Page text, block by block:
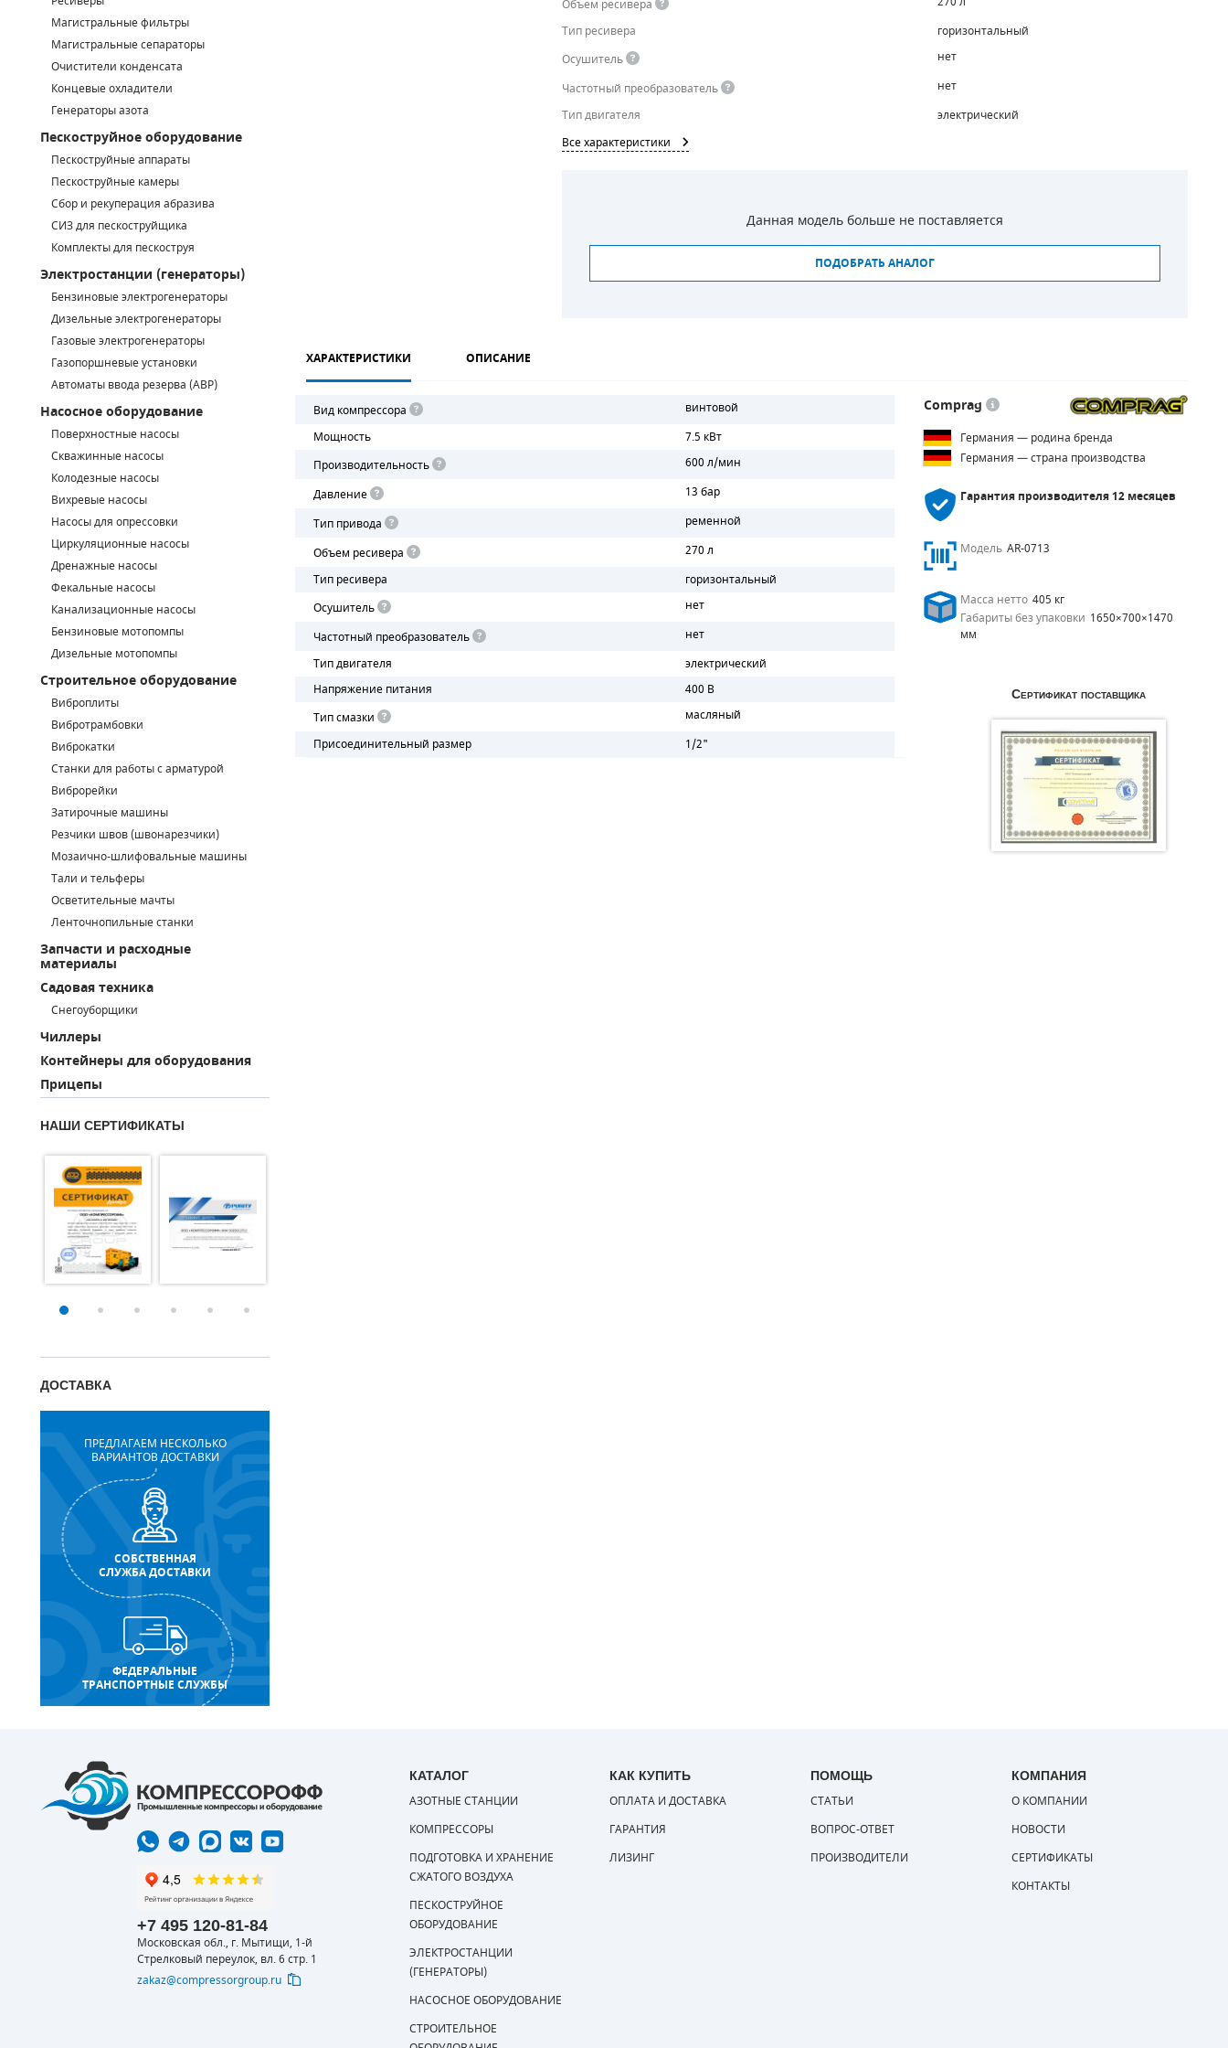
Магистральные фильтры
Магистральные сепараторы
Очистители конденсата
Концевые охладители
Генераторы азота
Пескоструйное оборудование
Пескоструйные аппараты
Пескоструйные камеры
Сбор и рекуперация абразива
СИЗ для пескоструйщика
Комплекты для пескоструя
Электростанции (генераторы)
Бензиновые электрогенераторы
Дизельные электрогенераторы
Газовые электрогенераторы
Газопоршневые установки
Автоматы ввода резерва (АВР)
Насосное оборудование
Поверхностные насосы
Скважинные насосы
Колодезные насосы
Вихревые насосы
Насосы для опрессовки
Циркуляционные насосы
Дренажные насосы
Фекальные насосы
Канализационные насосы
Бензиновые мотопомпы
Дизельные мотопомпы
Строительное оборудование
Виброплиты
Вибротрамбовки
Виброкатки
Станки для работы с арматурой
Виброрейки
Затирочные машины
Резчики швов (швонарезчики)
Мозаично-шлифовальные машины
Тали и тельферы
Осветительные мачты
Ленточнопильные станки
Запчасти и расходные
материалы
Садовая техника
Снегоуборщики
Чиллеры
Контейнеры для оборудования
Прицепы
НАШИ СЕРТИФИКАТЫ
ДОСТАВКА
ПРЕДЛАГАЕМ НЕСКОЛЬКО
ВАРИАНТОВ ДОСТАВКИ
СОБСТВЕННАЯ
СЛУЖБА ДОСТАВКИ
ФЕДЕРАЛЬНЫЕ
ТРАНСПОРТНЫЕ СЛУЖБЫ
Объем ресивера
Тип ресивера
горизонтальный
Осушитель
нет
Частотный преобразователь
нет
Тип двигателя
электрический
Все характеристики
Данная модель больше не поставляется
ПОДОБРАТЬ АНАЛОГ
ХАРАКТЕРИСТИКИ ОПИСАНИЕ
Вид компрессора
винтовой
Мощность
7.5 кВт
Производительность
600 л/мин
Давление
13 бар
Тип привода
ременной
Объем ресивера
270 л
Тип ресивера
горизонтальный
Осушитель
нет
Частотный преобразователь
нет
Тип двигателя
электрический
Напряжение питания
400 В
Тип смазки
масляный
Присоединительный размер
1/2"
Comprag
Германия — родина бренда
Германия — страна производства
Гарантия производителя12 месяцев
Модель AR-0713
Масса нетто 405 кг
Габариты без упаковки 1650×700×1470
мм
Сертификат поставщика
+7 495 120-81-84
Московская обл., г. Мытищи, 1-й
Стрелковый переулок, вл. 6 стр. 1
zakaz@compressorgroup.ru
КАТАЛОГ
АЗОТНЫЕ СТАНЦИИ
КОМПРЕССОРЫ
ПОДГОТОВКА И ХРАНЕНИЕ
СЖАТОГО ВОЗДУХА
ПЕСКОСТРУЙНОЕ
ОБОРУДОВАНИЕ
ЭЛЕКТРОСТАНЦИИ
(ГЕНЕРАТОРЫ)
НАСОСНОЕ ОБОРУДОВАНИЕ
СТРОИТЕЛЬНОЕ
КАК КУПИТЬ
ОПЛАТА И ДОСТАВКА
ГАРАНТИЯ
ЛИЗИНГ
ПОМОЩЬ
СТАТЬИ
ВОПРОС-ОТВЕТ
ПРОИЗВОДИТЕЛИ
КОМПАНИЯ
О КОМПАНИИ
НОВОСТИ
СЕРТИФИКАТЫ
КОНТАКТЫ
САДОВАЯ ТЕХНИКА
КОНТЕЙНЕРЫ ДЛЯ ОБОРУДОВАНИЯ
КАНАЛИЗАЦИОННЫЕ НАСОСЫ
ДИЗЕЛЬНЫЕ МОТОПОМПЫ
ТАЛИ И ТЕЛЬФЕРЫ
ЛЕНТОЧНОПИЛЬНЫЕ СТАНКИ
КОНТРОЛЛЕРЫ (БЛОКИ УПРАВЛЕНИЯ)
ВПУСКНЫЕ КЛАПАНЫ
ОБРАТНЫЕ КЛАПАНЫ
КЛАПАНЫ МИНИМАЛЬНОГО ДАВЛЕНИЯ
РЕЛЕ ДАВЛЕНИЯ ДЛЯ ДЛЯ КОМПРЕССОРОВ
ДАТЧИКИ
РУКАВА ВЫСОКОГО ДАВЛЕНИЯ (РВД)
ЗАПЧАСТИ ДЛЯ ВИНТОВЫХ КОМПРЕССОРОВ
СМЕННЫЕ ЭЛЕМЕНТЫ МАГИСТРАЛЬНЫХ ФИЛЬТРОВ
ДЛЯ АДСОРБЦИОННЫХ ОСУШИТЕЛЕЙ
ЭЛЕКТРОДВИГАТЕЛИ
БЕНЗИНОВЫЕ ДВИГАТЕЛИ
ДИЗЕЛЬНЫЕ ДВИГАТЕЛИ
ФИЛЬТРЫ ТОПЛИВНЫЕ
МОТОРНОЕ МАСЛО
РАДИАТОРЫ
ПОДШИПНИКИ
ПОРШНЕВЫЕ БЛОКИ
ДЕТАЛИ ПОРШНЕВЫХ КОМПРЕССОРОВ
ДЕТАЛИ СПИРАЛЬНЫХ КОМПРЕССОРОВ
ДЕТАЛИ НАСОСНОЙ ЧАСТИ
ДЕТАЛИ ПОГРУЖНЫХ НАСОСОВ
ШЛАНГИ ДЛЯ МОТОПОМП
ДЛЯ ВАКУУМНЫХ НАСОСОВ